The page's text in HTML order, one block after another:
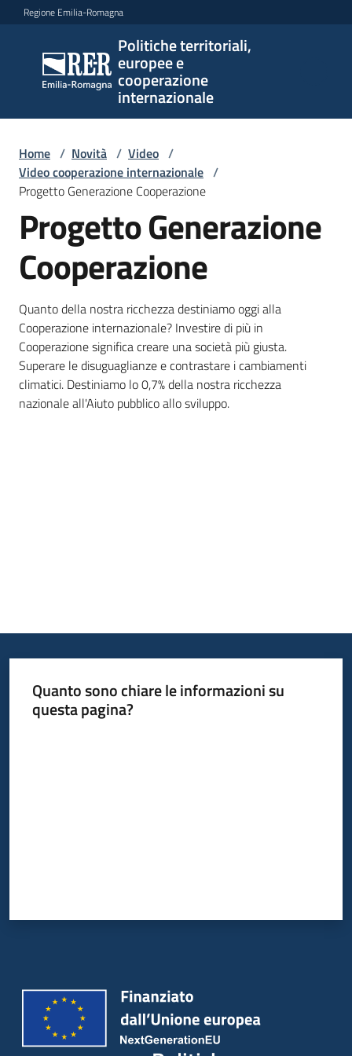
Vai al contenuto
Vai alla navigazione
Vai al footer
Regione Emilia-Romagna
Politiche territoriali,
europee e
cooperazione
internazionale
Politiche
territoriali,
europee e
cooperazione
Argomenti
Novità
Servizi
Leggi
Atti
Bandi
Seguici
Home / Novità / Video /
Video cooperazione internazionale /
Progetto Generazione Cooperazione
Progetto Generazione
Cooperazione
Quanto della nostra ricchezza destiniamo oggi alla
Cooperazione internazionale? Investire di più in
Cooperazione significa creare una società più giusta.
Superare le disuguaglianze e contrastare i cambiamenti
climatici. Destiniamo lo 0,7% della nostra ricchezza
nazionale all'Aiuto pubblico allo sviluppo.
Quanto sono chiare le informazioni su
questa pagina?